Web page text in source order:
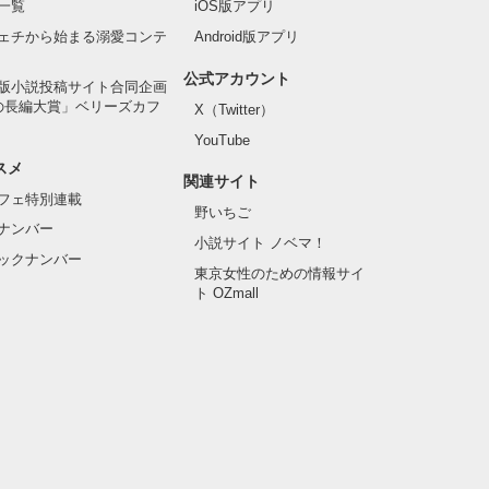
覧
チから始まる溺愛コンテ
小説投稿サイト合同企画
長編大賞」ベリーズカフ
メ
ェ特別連載
ンバー
クナンバー
iOS版アプリ
Android版アプリ
公式アカウント
X（Twitter）
YouTube
関連サイト
野いちご
小説サイト ノベマ！
東京女性のための情報サイ
ト OZmall